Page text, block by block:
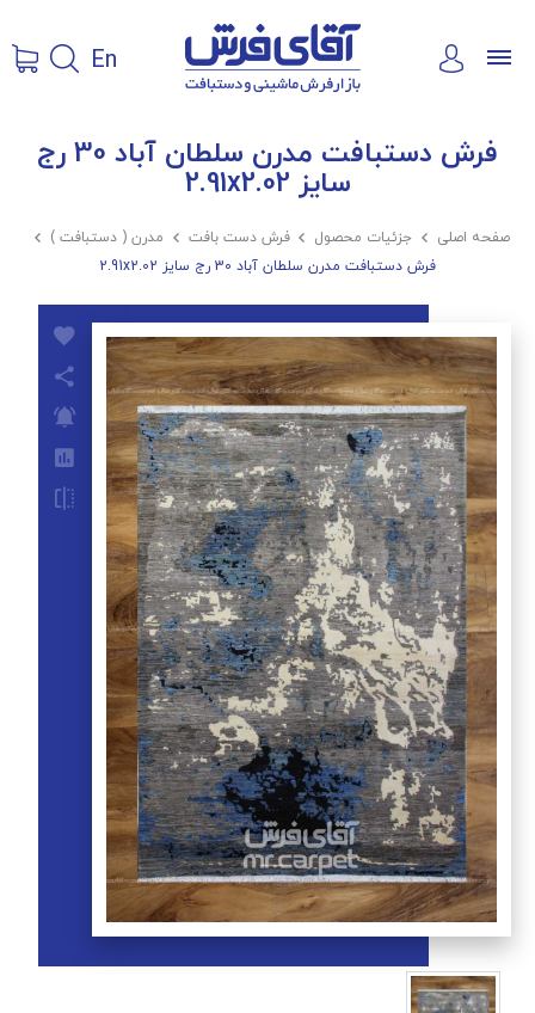
En
فرش دستبافت مدرن سلطان آباد 30 رج
سایز 2.91x2.02
صفحه اصلی  جزئیات محصول  فرش دست بافت  مدرن ( دستبافت ) 
فرش دستبافت مدرن سلطان آباد 30 رج سایز 2.91x2.02